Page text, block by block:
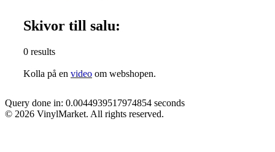
Skivor till salu:
0 results
Kolla på en video om webshopen.
Query done in: 0.0044939517974854 seconds
© 2026 VinylMarket. All rights reserved.